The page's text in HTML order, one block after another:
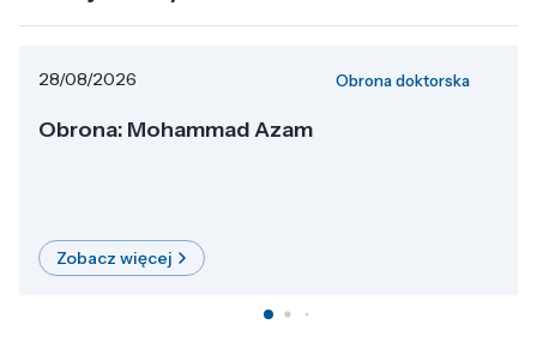
28/08/2026 Obrona doktorska
Obrona: Mohammad Azam
Zobacz więcej